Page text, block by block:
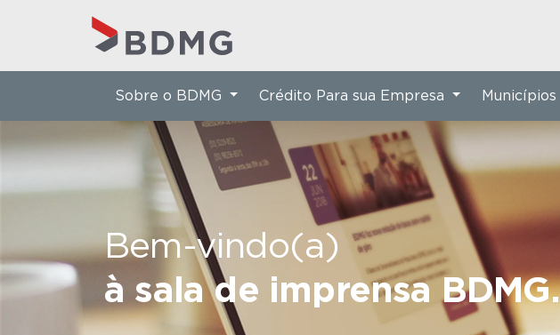
Bem-vindo(a)
à sala de imprensa BDMG.
Sobre o BDMG Crédito Para sua Empresa Municípios